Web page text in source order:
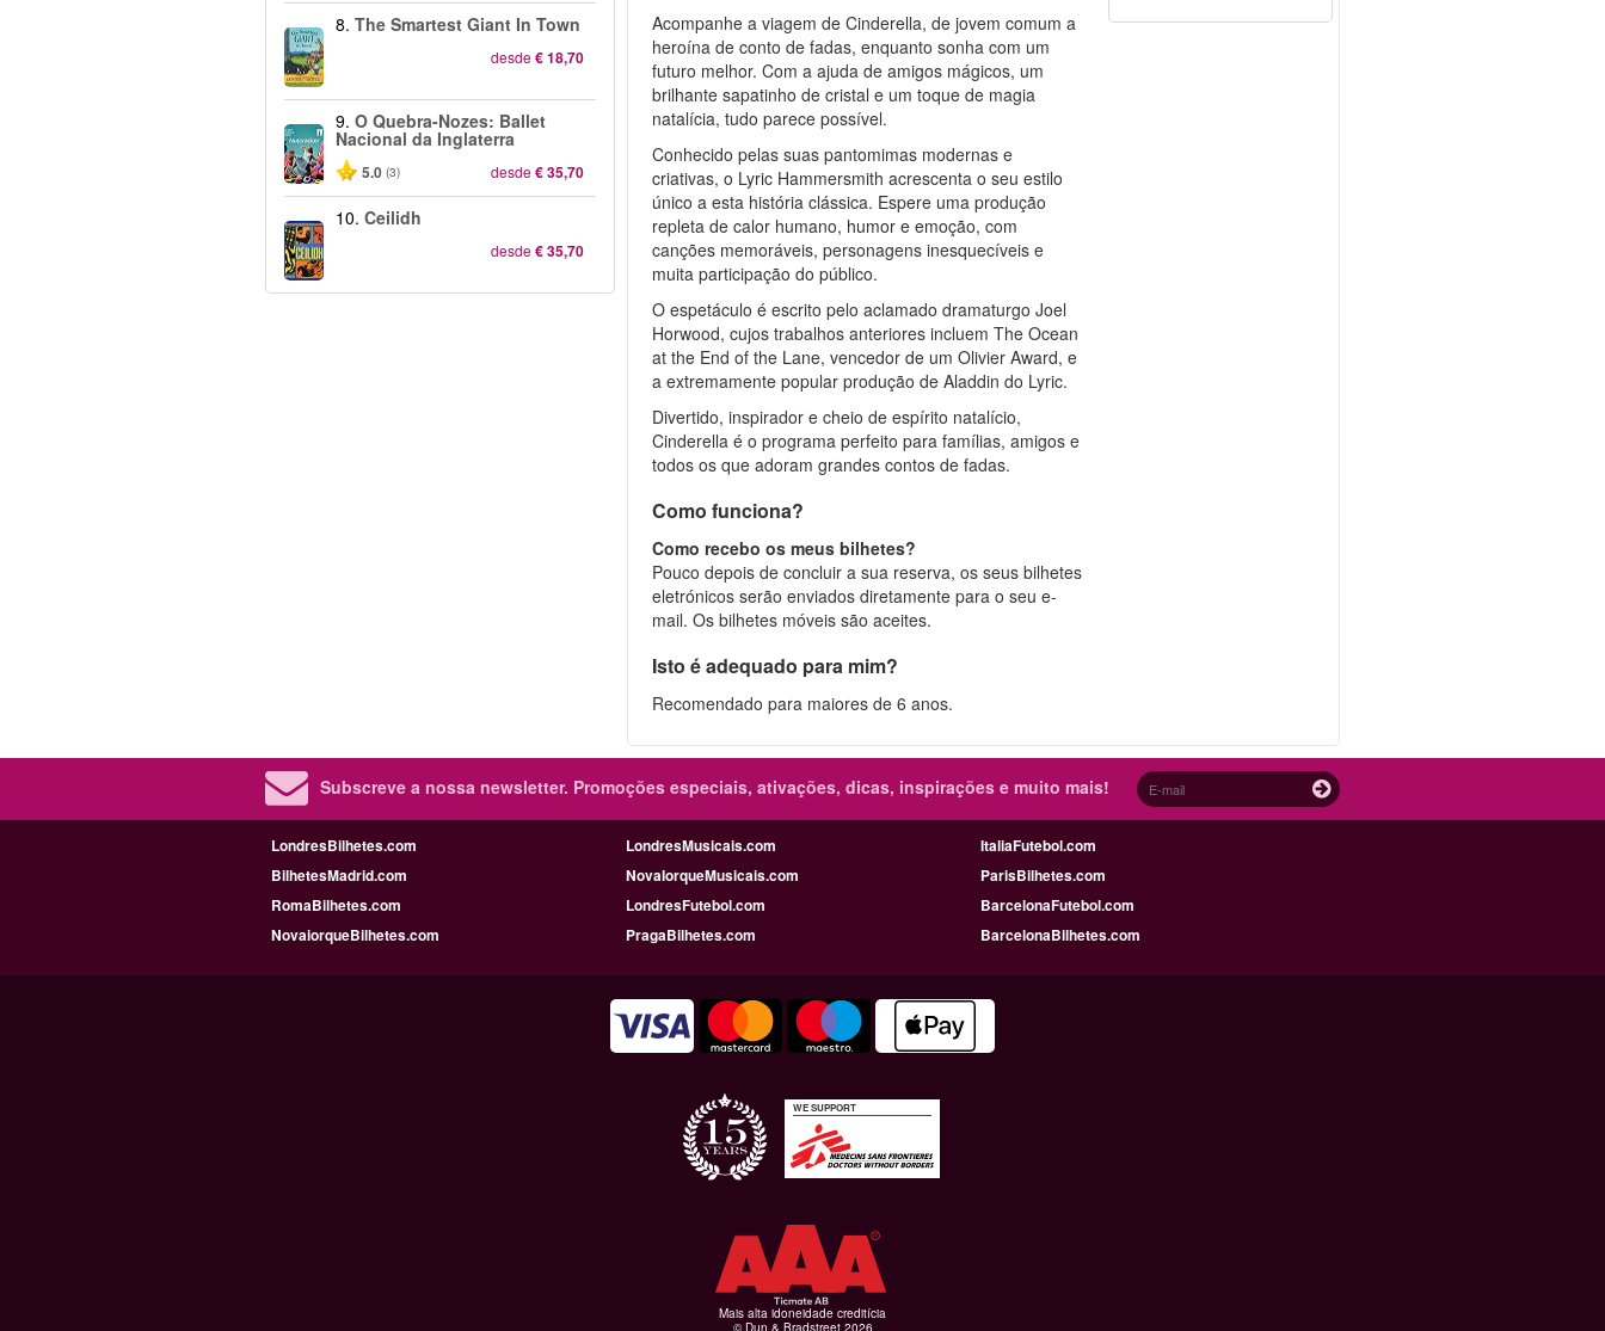
8. The Smartest Giant In Town
desde€ 18,70
9. O Quebra-Nozes: Ballet
Nacional da Inglaterra
5.0 (3) desde€ 35,70
10. Ceilidh
desde€ 35,70
Acompanhe a viagem de Cinderella, de jovem comum a
heroína de conto de fadas, enquanto sonha com um
futuro melhor. Com a ajuda de amigos mágicos, um
brilhante sapatinho de cristal e um toque de magia
natalícia, tudo parece possível.
Conhecido pelas suas pantomimas modernas e
criativas, o Lyric Hammersmith acrescenta o seu estilo
único a esta história clássica. Espere uma produção
repleta de calor humano, humor e emoção, com
canções memoráveis, personagens inesquecíveis e
muita participação do público.
O espetáculo é escrito pelo aclamado dramaturgo Joel
Horwood, cujos trabalhos anteriores incluem The Ocean
at the End of the Lane, vencedor de um Olivier Award, e
a extremamente popular produção de Aladdin do Lyric.
Divertido, inspirador e cheio de espírito natalício,
Cinderella é o programa perfeito para famílias, amigos e
todos os que adoram grandes contos de fadas.
Como funciona?
Como recebo os meus bilhetes?
Pouco depois de concluir a sua reserva, os seus bilhetes
eletrónicos serão enviados diretamente para o seu e-
mail. Os bilhetes móveis são aceites.
Isto é adequado para mim?
Recomendado para maiores de 6 anos.
Subscreve a nossa newsletter. Promoções especiais, ativações, dicas, inspirações e muito mais!
LondresBilhetes.com LondresMusicais.com
ItaliaFutebol.com
BilhetesMadrid.com
NovaIorqueMusicais.com
ParisBilhetes.com
RomaBilhetes.com
LondresFutebol.com
BarcelonaFutebol.com
NovaiorqueBilhetes.com
PragaBilhetes.com BarcelonaBilhetes.com
WE SUPPORT
Mais alta idoneidade creditícia
© Dun & Bradstreet 2026